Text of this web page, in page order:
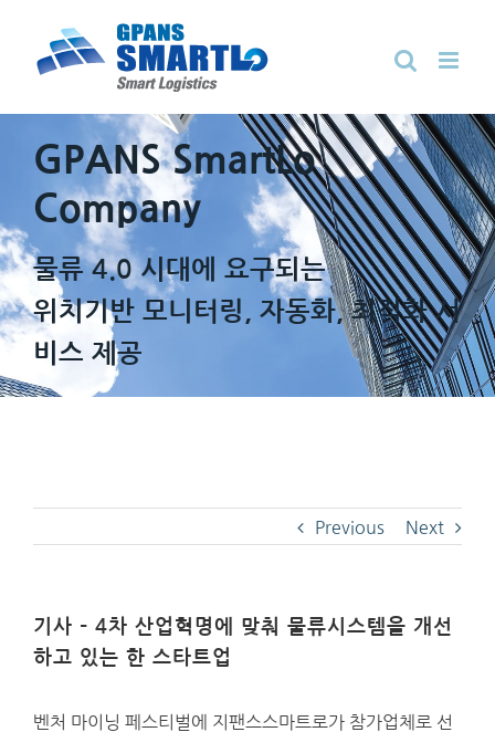
GPANS SmartLo
Company
물류 4.0 시대에 요구되는
위치기반 모니터링, 자동화, 최적화 서
비스 제공
Previous Next
기사 – 4차 산업혁명에 맞춰 물류시스템을 개선
하고 있는 한 스타트업
벤처 마이닝 페스티벌에 지팬스스마트로가 참가업체로 선